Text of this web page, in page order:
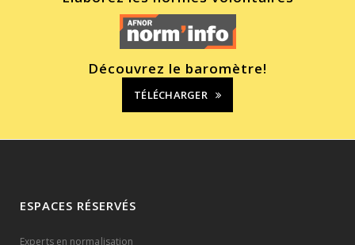
Découvrez le baromètre!
TÉLÉCHARGER
ESPACES RÉSERVÉS
Experts en normalisation